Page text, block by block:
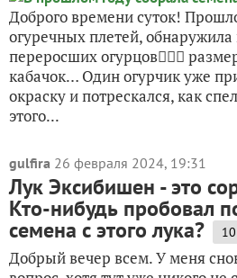
Доброго времени суток!
огуречных плетей, обнаружила
переросших огурцов🤦🏻‍♀️
кабачок… Один огурчик уже
окраску и потрескался, как
этого...
gulfira 26 февраля 2024, 19:31
Лук Эксибишен - это
Кто-нибудь пробовал
семена с этого лука? 10
Добрый вечер всем. У меня